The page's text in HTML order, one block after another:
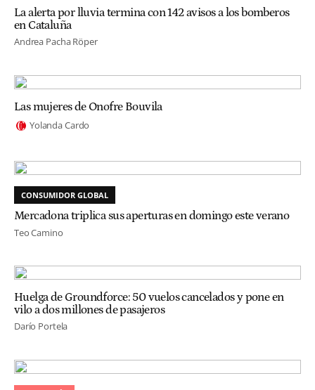
La alerta por lluvia termina con 142 avisos a los bomberos
en Cataluña
Andrea Pacha Röper
Las mujeres de Onofre Bouvila
Yolanda Cardo
CONSUMIDOR GLOBAL
Mercadona triplica sus aperturas en domingo este verano
Teo Camino
Huelga de Groundforce: 50 vuelos cancelados y pone en
vilo a dos millones de pasajeros
Darío Portela